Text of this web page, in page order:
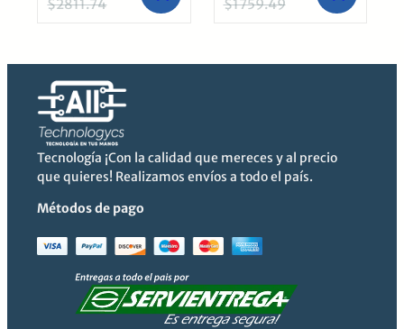
$2811.74
original
era:
$2811.74.
actual
es:
$2444.99.
$1759.49
original
actual
Tecnología ¡Con la calidad que mereces y al precio
que quieres! Realizamos envíos a todo el país.
Métodos de pago